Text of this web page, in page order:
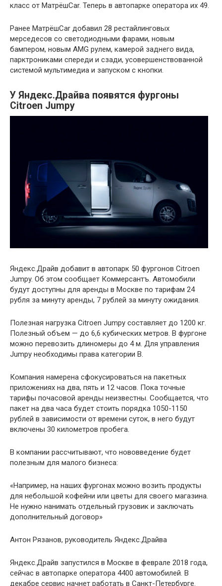
класс от МатрёшCar. Теперь в автопарке оператора их 49.
Ранее МатрёшCar добавил 28 рестайлинговых
мерседесов со светодиодными фарами, новым
бампером, новым AMG рулем, камерой заднего вида,
парктрониками спереди и сзади, усовершенствованной
системой мультимедиа и запуском с кнопки.
У Яндекс.Драйва появятся фургоны
Citroen Jumpy
Яндекс.Драйв добавит в автопарк 50 фургонов Citroen
Jumpy. Об этом сообщает Коммерсантъ. Автомобили
будут доступны для аренды в Москве по тарифам 24
рубля за минуту аренды, 7 рублей за минуту ожидания.
Полезная нагрузка Citroen Jumpy составляет до 1200 кг.
Полезный объем — до 6,6 кубических метров. В фургоне
можно перевозить длиномеры до 4 м. Для управления
Jumpy необходимы права категории В.
Компания намерена сфокусироваться на пакетных
приложениях на два, пять и 12 часов. Пока точные
тарифы почасовой аренды неизвестны. Сообщается, что
пакет на два часа будет стоить порядка 1050-1150
рублей в зависимости от времени суток, в него будут
включены 30 километров пробега.
В компании рассчитывают, что нововведение будет
полезным для малого бизнеса:
«Например, на наших фургонах можно возить продукты
для небольшой кофейни или цветы для своего магазина.
Не нужно нанимать отдельный грузовик и заключать
дополнительный договор»
Антон Рязанов, руководитель Яндекс.Драйва
Яндекс.Драйв запустился в Москве в феврале 2018 года,
сейчас в автопарке оператора 4400 автомобилей. В
декабре сервис начнет работать в Санкт-Петербурге.